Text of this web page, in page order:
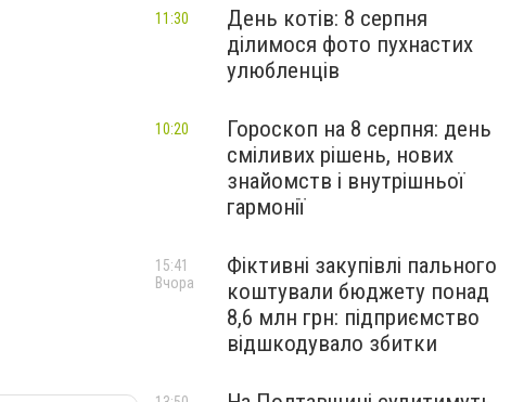
День котів: 8 серпня
ділимося фото пухнастих
улюбленців
11:30
Гороскоп на 8 серпня: день
сміливих рішень, нових
знайомств і внутрішньої
гармонії
10:20
Фіктивні закупівлі пального
коштували бюджету понад
8,6 млн грн: підприємство
відшкодувало збитки
15:41
Вчора